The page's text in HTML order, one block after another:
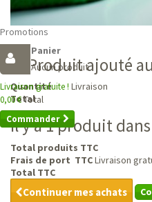
Promotions
Panier
Aucun produit
Livraison gratuite ! Livraison
0,00 €Total
Commander
Produit ajouté
Quantité
Total
Il y a 1 produit
Total produits TTC
Frais de port TTCLivraison
Total TTC
Continuer mes achats